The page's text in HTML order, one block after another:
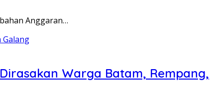
Anggaran…
Warga Batam, Rempang,